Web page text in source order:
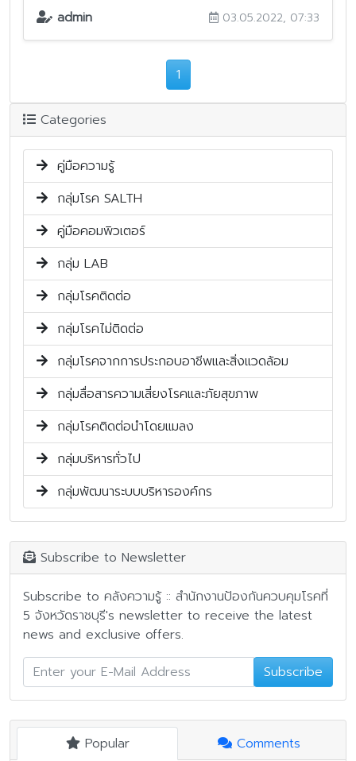
admin
03.05.2022, 07:33
1
Categories
คู่มือความรู้
กลุ่มโรค SALTH
คู่มือคอมพิวเตอร์
กลุ่ม LAB
กลุ่มโรคติดต่อ
กลุ่มโรคไม่ติดต่อ
กลุ่มโรคจากการประกอบอาชีพและสิ่งแวดล้อม
กลุ่มสื่อสารความเสี่ยงโรคและภัยสุขภาพ
กลุ่มโรคติดต่อนำโดยแมลง
กลุ่มบริหารทั่วไป
กลุ่มพัฒนาระบบบริหารองค์กร
Subscribe to Newsletter
Subscribe to คลังความรู้ :: สำนักงานป้องกันควบคุมโรคที่
5 จังหวัดราชบุรี's newsletter to receive the latest
news and exclusive offers.
Subscribe
Popular Comments